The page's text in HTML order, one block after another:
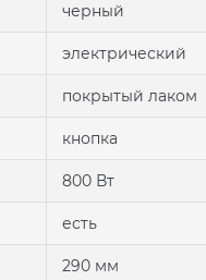
черный
электрический
покрытый лаком
кнопка
800 Вт
есть
290 мм